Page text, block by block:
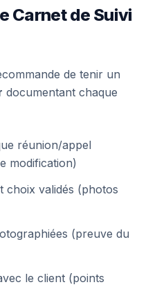
Carnet de Suivi
de tenir un
documentant chaque
réunion/appel
modification)
choix validés (photos
(preuve du
le client (points